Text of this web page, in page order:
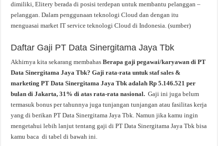
dimiliki, Elitery berada di posisi terdepan untuk membantu pelanggan –
pelanggan. Dalam penggunaan teknologi Cloud dan dengan itu
menguasai market IT service teknologi Cloud di Indonesia. (sumber)
Daftar Gaji PT Data Sinergitama Jaya Tbk
Akhirnya kita sekarang membahasBerapa gaji pegawai/karyawan di PT
Data Sinergitama Jaya Tbk? Gaji rata-rata untuk staf sales &
marketing PT Data Sinergitama Jaya Tbk adalah Rp 5.146.521 per
bulan di Jakarta, 31% di atas rata-rata nasional. Gaji ini juga belum
termasuk bonus per tahunnya juga tunjangan tunjangan atau fasilitas kerja
yang di berikan PT Data Sinergitama Jaya Tbk. Namun jika kamu ingin
mengetahui lebih lanjut tentang gaji di PT Data Sinergitama Jaya Tbk bisa
kamu baca di tabel di bawah ini.